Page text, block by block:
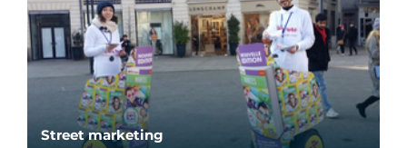
Street marketing